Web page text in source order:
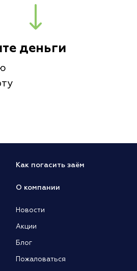
деньги
Как погасить заём
О компании
Новости
Акции
Блог
Пожаловаться